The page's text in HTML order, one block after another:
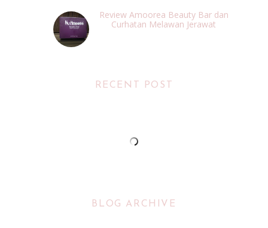
Review Amoorea Beauty Bar dan
Curhatan Melawan Jerawat
RECENT POST
BLOG ARCHIVE